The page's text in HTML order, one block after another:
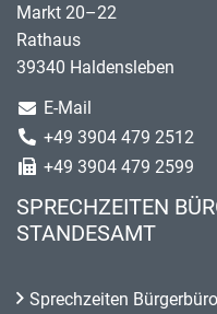
Markt 20–22
Rathaus
39340 Haldensleben
E-Mail
+49 3904 479 2512
+49 3904 479 2599
SPRECHZEITEN
STANDESAMT
Sprechzeiten